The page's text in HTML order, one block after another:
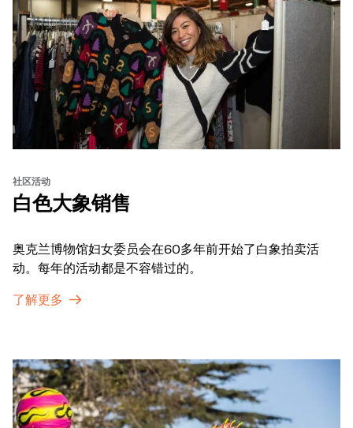
社区活动
白色大象销售
奥克兰博物馆妇女委员会在60多年前开始了白象拍卖活
动。每年的活动都是不容错过的。
了解更多